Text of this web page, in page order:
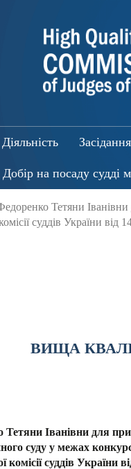
Діяльність Засідання
Добір на посаду судді
Тетяни
суддів України
ВИЩА
Іванівни для
суду у межах
суддів України